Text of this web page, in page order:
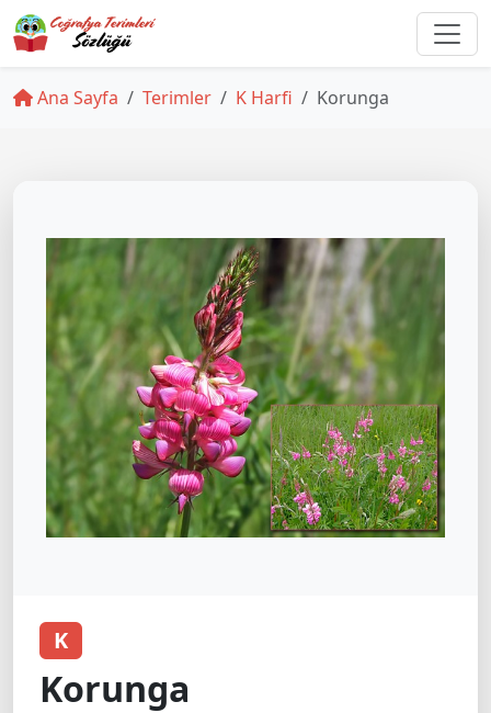
Ana Sayfa Terimler K Harfi Korunga
K
Korunga